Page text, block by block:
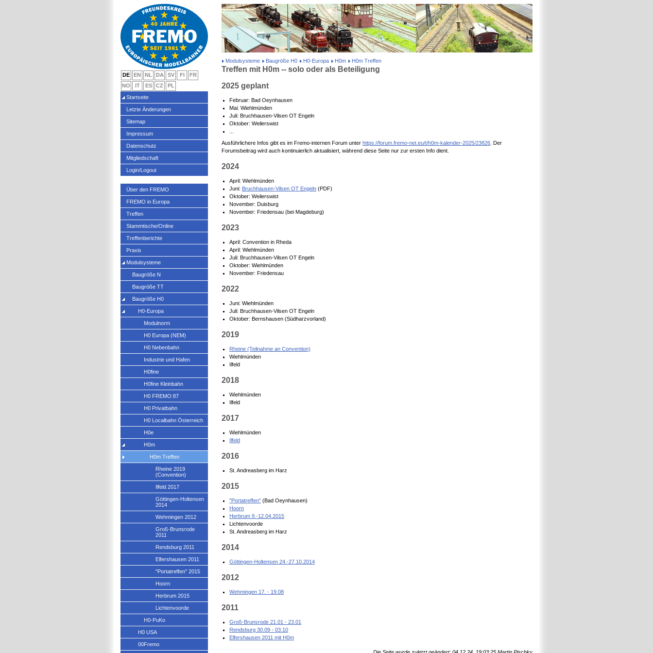
Modulsysteme Baugröße H0 H0-Europa H0m H0m Treffen
Treffen mit H0m -- solo oder als Beteiligung
2025 geplant
Februar: Bad Oeynhausen
Mai: Wiehlmünden
Juli: Bruchhausen-Vilsen OT Engeln
Oktober: Weilerswist
Ausführlichere Infos gibt es im Fremo-internen Forum unter https://forum.fremo-net.eu/t/h0m-kalender-2025/23826 . Der
Forumsbeitrag wird auch kontinuierlich aktualisiert, während diese Seite nur zur ersten Info dient.
2024
April: Wiehlmünden
Juni: Bruchhausen-Vilsen OT Engeln (PDF)
Oktober: Weilerswist
November: Duisburg
November: Friedensau (bei Magdeburg)
2023
April: Convention in Rheda
April: Wiehlmünden
Juli: Bruchhausen-Vilsen OT Engeln
Oktober: Wiehlmünden
November: Friedensau
2022
Juni: Wiehlmünden
Juli: Bruchhausen-Vilsen OT Engeln
Oktober: Bernshausen (Südharzvorland)
2019
Rheine (Teilnahme an Convention)
Wiehlmünden
Ilfeld
2018
Wiehlmünden
Ilfeld
2017
Wiehlmünden
Ilfeld
2016
St. Andreasberg im Harz
2015
"Portatreffen" (Bad Oeynhausen)
Hoorn
Herbrum 9.-12.04.2015
Lichtenvoorde
St. Andreasberg im Harz
2014
Göttingen-Holtensen 24.-27.10.2014
2012
Wehmingen 17. - 19.08
2011
Groß-Brunsrode 21.01 - 23.01
Rendsburg 30.09 - 03.10
Elfershausen 2011 mit H0m
DE EN NL DA SV FI
FR
NO
IT ES CZ
PL
Startseite
Letzte Änderungen
Sitemap
Impressum
Datenschutz
Mitgliedschaft
Login/Logout
Über den FREMO
FREMO in Europa
Treffen
Stammtische/Online
Treffenberichte
Praxis
Modulsysteme
Baugröße N
Baugröße TT
Baugröße H0
H0-Europa
Modulnorm
H0 Europa (NEM)
H0 Nebenbahn
Industrie und Hafen
H0fine
H0fine Kleinbahn
H0 FREMO:87
H0 Privatbahn
H0 Localbahn Österreich
H0e
H0m
H0m Treffen
Rheine 2019
(Convention)
Ilfeld 2017
Göttingen-Holtensen
2014
Wehmingen 2012
Groß-Brunsrode
2011
Rendsburg 2011
Elfershausen 2011
"Portatreffen" 2015
Hoorn
Herbrum 2015
Lichtenvoorde
H0-PuKo
H0 USA
00Fremo